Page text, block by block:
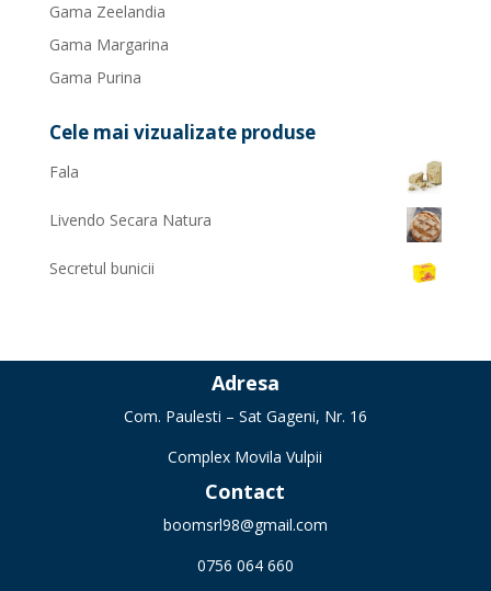
Gama Zeelandia
Gama Margarina
Gama Purina
Cele mai vizualizate produse
Fala
Livendo Secara Natura
Secretul bunicii
Adresa
Com. Paulesti – Sat Gageni, Nr. 16
Complex Movila Vulpii
Contact
boomsrl98@gmail.com
0756 064 660